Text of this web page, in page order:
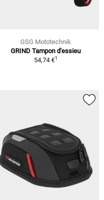
GSG Mototechnik
GRIND Tampon d'essieu
54,74 €1